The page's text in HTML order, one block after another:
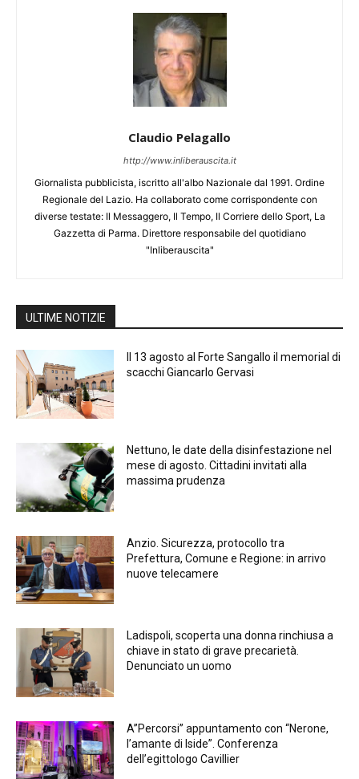
Claudio Pelagallo
http://www.inliberauscita.it
Giornalista pubblicista, iscritto all'albo Nazionale dal 1991. Ordine
Regionale del Lazio. Ha collaborato come corrispondente con
diverse testate: Il Messaggero, Il Tempo, Il Corriere dello Sport, La
Gazzetta di Parma. Direttore responsabile del quotidiano
"Inliberauscita"
ULTIME NOTIZIE
Il 13 agosto al Forte Sangallo il memorial di
scacchi Giancarlo Gervasi
Nettuno, le date della disinfestazione nel
mese di agosto. Cittadini invitati alla
massima prudenza
Anzio. Sicurezza, protocollo tra
Prefettura, Comune e Regione: in arrivo
nuove telecamere
Ladispoli, scoperta una donna rinchiusa a
chiave in stato di grave precarietà.
Denunciato un uomo
A”Percorsi” appuntamento con “Nerone,
l’amante di Iside”. Conferenza
dell’egittologo Cavillier